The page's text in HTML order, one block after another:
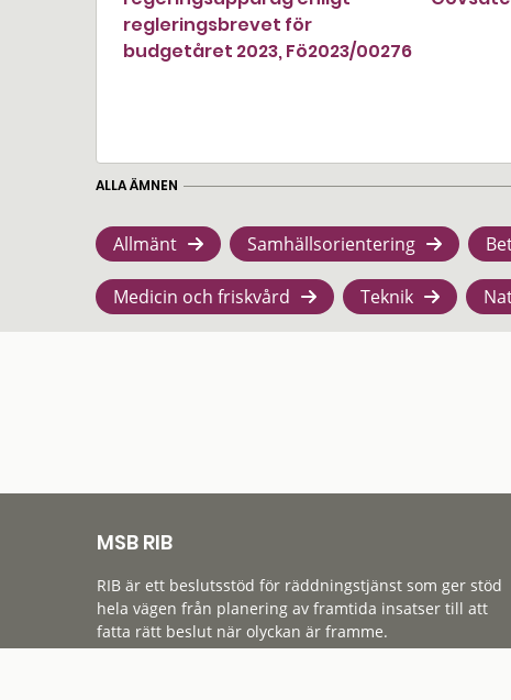
regleringsbrevet för
budgetåret 2023, Fö2023/00276
ALLA ÄMNEN
Allmänt Samhällsorientering
Medicin och friskvård Teknik
MSB RIB
RIB är ett beslutsstöd för räddningstjänst som ger stöd
hela vägen från planering av framtida insatser till att
fatta rätt beslut när olyckan är framme.